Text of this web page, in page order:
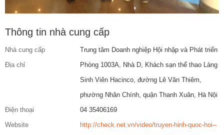
Thông tin nhà cung cấp
Nhà cung cấp
Trung tâm Doanh nghiệp Hội nhập và Phát triển
Địa chỉ
Phòng 1003A, Nhà D, Khách sạn thể thao Làng
Sinh Viên Hacinco, đường Lê Văn Thiêm,
phường Nhân Chính, quận Thanh Xuân, Hà Nội
Điện thoại
04 35406169
Website
http://check.net.vn/video/truyen-hinh-quoc-hoi--